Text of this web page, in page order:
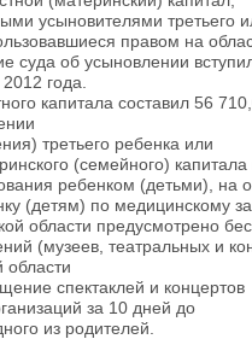
усыновителями третьего
правом на
суда об усыновлении
года.
капитала составил 56
третьего ребенка или
(семейного)
ребенком (детьми), на
(детям) по медицинскому
области предусмотрено
(музеев, театральных и
области
спектаклей и концертов
за 10 дней до
из родителей.